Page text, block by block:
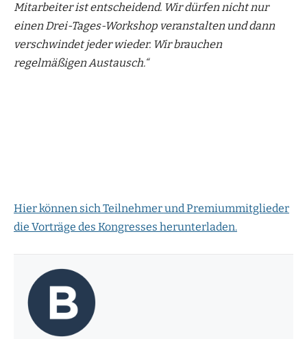
Mitarbeiter ist entscheidend. Wir dürfen nicht nur
einen Drei-Tages-Workshop veranstalten und dann
verschwindet jeder wieder. Wir brauchen
regelmäßigen Austausch.“
Hier können sich Teilnehmer und Premiummitglieder
die Vorträge des Kongresses herunterladen.